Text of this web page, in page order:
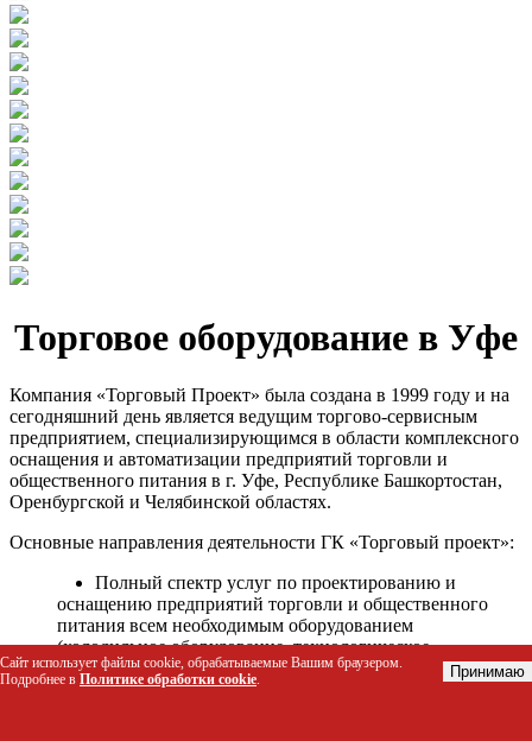
Торговое оборудование в Уфе
Компания «Торговый Проект» была создана в 1999 году и на
сегодняшний день является ведущим торгово-сервисным
предприятием, специализирующимся в области комплексного
оснащения и автоматизации предприятий торговли и
общественного питания в г. Уфе, Республике Башкортостан,
Оренбургской и Челябинской областях.
Основные направления деятельности ГК «Торговый проект»:
Полный спектр услуг по проектированию и
оснащению предприятий торговли и общественного
питания всем необходимым оборудованием
(холодильное оборудование, технологическое
оборудование, стеллажное оборудование и т.д.);
Автоматизация торговых процессов и внедрения
Сайт использует файлы cookie, обрабатываемые Вашим браузером.
Подробнее в Политике обработки cookie. Принимаю